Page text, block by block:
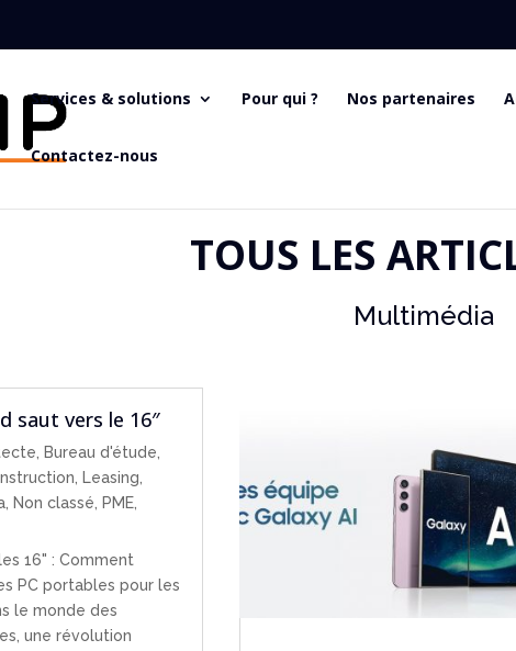
Services & solutions Pour qui ? Nos partenaires
Contactez-nous
TOUS LES
Multimédia
saut vers le 16″
,Bureau d'étude
,Leasing
,Non classé ,PME
16" : Comment
PC portables pour les
le monde des
une révolution